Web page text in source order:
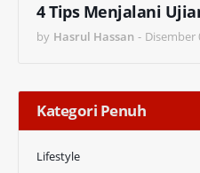
4 Tips Menjalani
by Hasrul Hassan - Disember
Kategori Penuh
Lifestyle